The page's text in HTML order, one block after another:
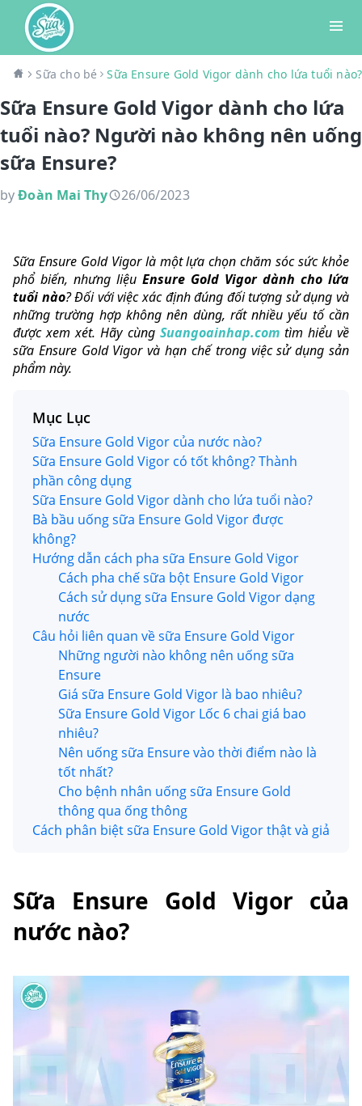
Sữa cho bé Sữa Ensure Gold Vigor dành cho lứa tuổi
Sữa Ensure Gold Vigor dành cho lứa
tuổi nào? Người nào không nên uống
sữa Ensure?
byĐoàn Mai Thy 26/06/2023
Sữa Ensure Gold Vigor là một lựa chọn chăm sóc sức khỏe
phổ biến, nhưng liệu Ensure Gold Vigor dành cho lứa
tuổi nào? Đối với việc xác định đúng đối tượng sử dụng và
những trường hợp không nên dùng, rất nhiều yếu tố cần
được xem xét. Hãy cùng Suangoainhap.comtìm hiểu về
sữa Ensure Gold Vigor và hạn chế trong việc sử dụng sản
phẩm này.
Mục Lục
Sữa Ensure Gold Vigor của nước nào?
Sữa Ensure Gold Vigor có tốt không? Thành
phần công dụng
Sữa Ensure Gold Vigor dành cho lứa tuổi nào?
Bà bầu uống sữa Ensure Gold Vigor được
không?
Hướng dẫn cách pha sữa Ensure Gold Vigor
Cách pha chế sữa bột Ensure Gold Vigor
Cách sử dụng sữa Ensure Gold Vigor dạng
nước
Câu hỏi liên quan về sữa Ensure Gold Vigor
Những người nào không nên uống sữa
Ensure
Giá sữa Ensure Gold Vigor là bao nhiêu?
Sữa Ensure Gold Vigor Lốc 6 chai giá bao
nhiêu?
Nên uống sữa Ensure vào thời điểm nào là
tốt nhất?
Cho bệnh nhân uống sữa Ensure Gold
thông qua ống thông
Cách phân biệt sữa Ensure Gold Vigor thật và giả
Sữa Ensure Gold Vigor của
nước nào?